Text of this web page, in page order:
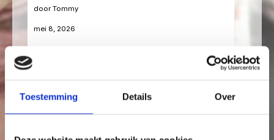
Toestemming Details Over
door Tommy
mei 8, 2026